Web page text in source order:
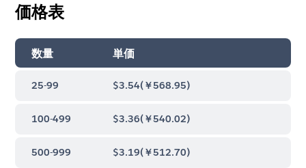
価格表
数量 単価
25-99 $3.54(￥568.95)
100-499 $3.36(￥540.02)
500-999 $3.19(￥512.70)